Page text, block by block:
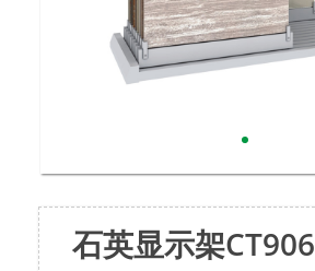
石英显示架CT906